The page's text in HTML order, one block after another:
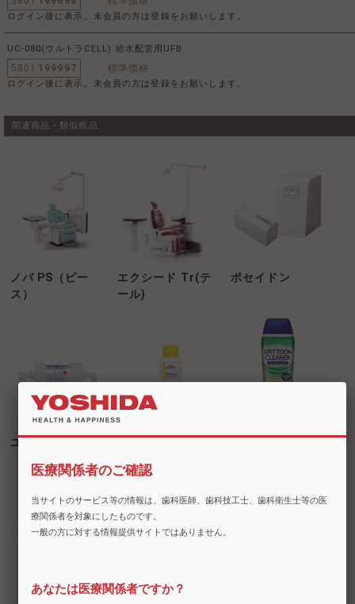
ログイン後に表示。未会員の方は登録をお願いします。
UC-080(ウルトラCELL) 給水配管用UFB
5801 199997 標準価格
ログイン後に表示。未会員の方は登録をお願いします。
関連商品・類似商品
ノバ PS（ピー
ス）
エクシード Tr(テ
ール)
ポセイドン
ユニポア
医療関係者のご確認
当サイトのサービス等の情報は、歯科医師、歯科技工士、歯科衛生士等の医
療関係者を対象にしたものです。
一般の方に対する情報提供サイトではありません。
あなたは医療関係者ですか？